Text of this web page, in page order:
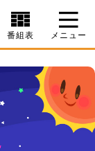
番組表 メニュー